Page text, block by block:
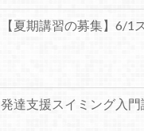
【夏期講習の募集】6/1
発達支援スイミング入門